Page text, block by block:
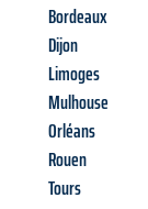
Bordeaux
Dijon
Limoges
Mulhouse
Orléans
Rouen
Tours